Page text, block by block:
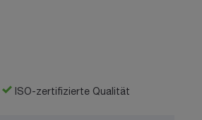
ISO-zertifizierte Qualität